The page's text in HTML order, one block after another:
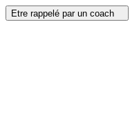
Etre rappelé par un coach